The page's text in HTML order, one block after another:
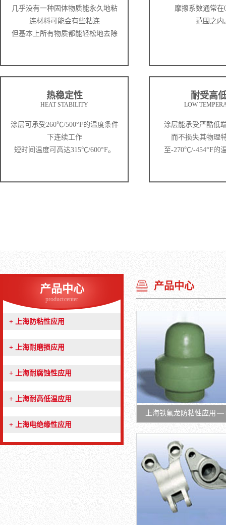
几乎没有一种固体物质能永久地粘
连材料可能会有些粘连
但基本上所有物质都能轻松地去除
摩擦系数通常在
范围之内
热稳定性
HEAT STABILITY
涂层可承受260℃/500°F的温度条件
下连续工作
短时间温度可高达315℃/600°F。
耐受高
LOW
涂层能承受严酷低
而不损失其物理
至-270℃/-454°F的
产品中心
product center
+ 上海防粘性应用
+ 上海耐磨损应用
+ 上海耐腐蚀性应用
+ 上海耐高低温应用
+ 上海电绝缘性应用
产品中心
上海铁氟龙防粘性应用 —